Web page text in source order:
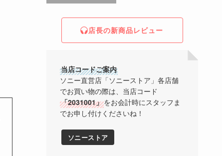
店長の新商品レビュー
当店コードご案内
ソニー直営店「ソニーストア」各店舗
でお買い物の際は、当店コード
「2031001」をお会計時にスタッフま
でお申し付けくださいね！
ソニーストア